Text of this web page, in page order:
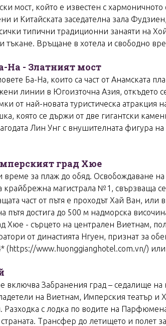
мост, който е известен с
и Китайската заседателна зала
типични традиционни занаяти на
тъкане. Връщане в хотела и свободно
На - Златният мост
Ба-На, които са част от Анамската
линии в Югоизточна Азия, откъдето
от най-новата туристическа атракция
която се държи от две гигантски
Лин Унг с внушителната фигура
град Хюе
време за плаж до обяд. Освобождаване
крайбрежна магистрала №1, свързваща
част от пътя е проходът Хай Ван,
пътя достига до 500 м надморска
Хюе - сърцето на централен Виетнам,
от династията Нгуен, признат за
4* (https://www.huonggianghotel.com.vn/)
включва Забранения град – седалище
на Виетнам, Имперския театър
с лодка по водите на
Трансфер до летището и полет